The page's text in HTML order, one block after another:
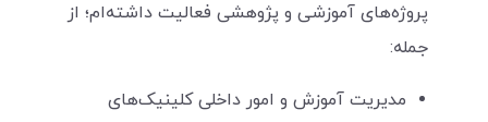
پروژه‌های آموزشی و پژوهشی فعالیت داشته‌ام؛ از
جمله:
مدیریت آموزش و امور داخلی کلینیک‌های